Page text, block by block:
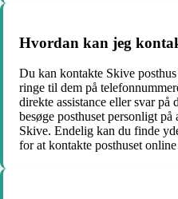
Hvordan kan jeg
Du kan kontakte Skive
ringe til dem på
direkte assistance eller svar på
besøge posthuset personligt
Skive. Endelig kan du finde
for at kontakte posthuset